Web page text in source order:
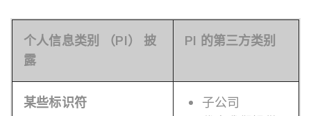
个人信息类别 （PI） 披
露
PI 的第三方类别
某些标识符
子公司